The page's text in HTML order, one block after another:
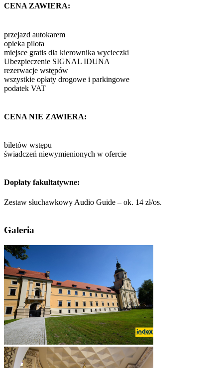
CENA ZAWIERA:
przejazd autokarem
opieka pilota
miejsce gratis dla kierownika wycieczki
Ubezpieczenie SIGNAL IDUNA
rezerwacje wstępów
wszystkie opłaty drogowe i parkingowe
podatek VAT
CENA NIE ZAWIERA:
biletów wstępu
świadczeń niewymienionych w ofercie
Dopłaty fakultatywne:
Zestaw słuchawkowy Audio Guide – ok. 14 zł/os.
Galeria